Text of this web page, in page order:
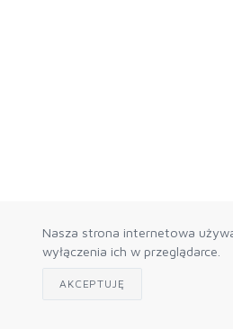
Nasza strona internetowa
wyłączenia ich w przeglądarce.
AKCEPTUJĘ